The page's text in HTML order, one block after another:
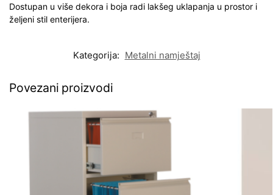
Dostupan u više dekora i boja radi lakšeg uklapanja u prostor i
željeni stil enterijera.
Kategorija: Metalni namještaj
Povezani proizvodi